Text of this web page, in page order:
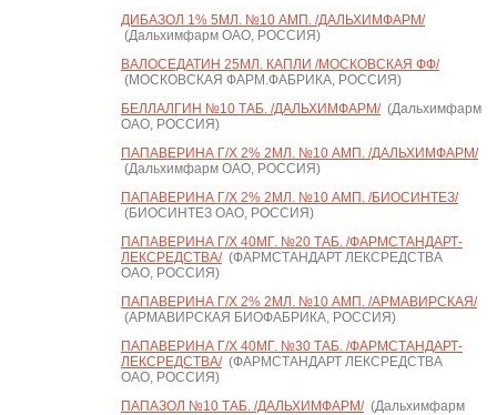
ДИБАЗОЛ 1% 5МЛ. №10 АМП. /ДАЛЬХИМФАРМ/
(Дальхимфарм ОАО, РОССИЯ)
ВАЛОСЕДАТИН 25МЛ. КАПЛИ /МОСКОВСКАЯ ФФ/
(МОСКОВСКАЯ ФАРМ.ФАБРИКА, РОССИЯ)
БЕЛЛАЛГИН №10 ТАБ. /ДАЛЬХИМФАРМ/(Дальхимфарм
ОАО, РОССИЯ)
ПАПАВЕРИНА Г/Х 2% 2МЛ. №10 АМП. /ДАЛЬХИМФАРМ/
(Дальхимфарм ОАО, РОССИЯ)
ПАПАВЕРИНА Г/Х 2% 2МЛ. №10 АМП. /БИОСИНТЕЗ/
(БИОСИНТЕЗ ОАО, РОССИЯ)
ПАПАВЕРИНА Г/Х 40МГ. №20 ТАБ. /ФАРМСТАНДАРТ-
ЛЕКСРЕДСТВА/(ФАРМСТАНДАРТ ЛЕКСРЕДСТВА
ОАО, РОССИЯ)
ПАПАВЕРИНА Г/Х 2% 2МЛ. №10 АМП. /АРМАВИРСКАЯ/
(АРМАВИРСКАЯ БИОФАБРИКА, РОССИЯ)
ПАПАВЕРИНА Г/Х 40МГ. №30 ТАБ. /ФАРМСТАНДАРТ-
ЛЕКСРЕДСТВА/(ФАРМСТАНДАРТ ЛЕКСРЕДСТВА
ОАО, РОССИЯ)
ПАПАЗОЛ №10 ТАБ. /ДАЛЬХИМФАРМ/(Дальхимфарм